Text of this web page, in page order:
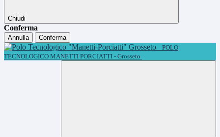
Chiudi
Conferma
Annulla
Conferma
POLO
TECNOLOGICO MANETTI PORCIATTI - Grosseto